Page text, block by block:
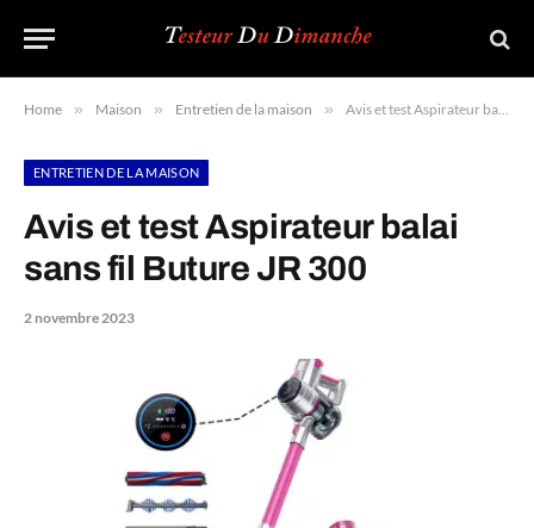
Home » Maison » Entretien de la maison » Avis et test Aspirateur balai sans fil Buture JR 300
ENTRETIEN DE LA MAISON
Avis et test Aspirateur balai
sans fil Buture JR 300
2 novembre 2023